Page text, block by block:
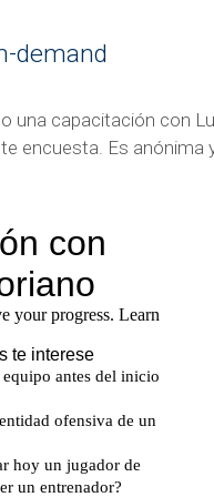
demand
una capacitación con
encuesta. Es